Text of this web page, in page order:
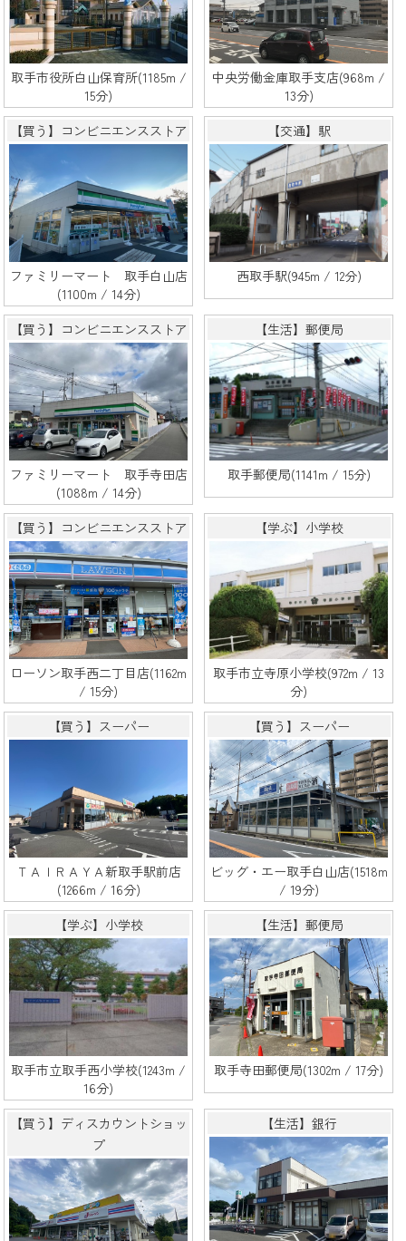
取手市役所白山保育所(1185m /
15分)
中央労働金庫取手支店(968m /
13分)
【買う】コンビニエンスストア
ファミリーマート 取手白山店
(1100m / 14分)
【交通】駅
西取手駅(945m / 12分)
【買う】コンビニエンスストア
ファミリーマート 取手寺田店
(1088m / 14分)
【生活】郵便局
取手郵便局(1141m / 15分)
【買う】コンビニエンスストア
ローソン取手西二丁目店(1162m
/ 15分)
【学ぶ】小学校
取手市立寺原小学校(972m / 13
分)
【買う】スーパー
ＴＡＩＲＡＹＡ新取手駅前店
(1266m / 16分)
【買う】スーパー
ビッグ・エー取手白山店(1518m
/ 19分)
【学ぶ】小学校
取手市立取手西小学校(1243m /
16分)
【生活】郵便局
取手寺田郵便局(1302m / 17分)
【買う】ディスカウントショッ
プ
【生活】銀行